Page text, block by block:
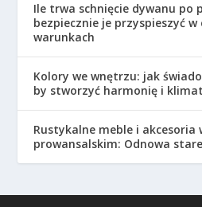
Ile trwa schnięcie dywanu po
bezpiecznie je przyspieszyć w
warunkach
Kolory we wnętrzu: jak
by stworzyć harmonię i
Rustykalne meble i akcesoria
prowansalskim: Odnowa